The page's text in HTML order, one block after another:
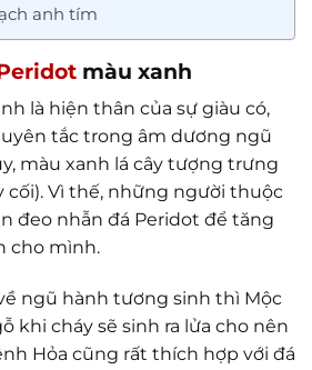
anh tím
màu xanh
là hiện thân của sự giàu có,
tắc trong âm dương ngũ
màu xanh lá cây tượng trưng
cối). Vì thế, những người thuộc
đeo nhẫn đá Peridot để tăng
cho mình.
ngũ hành tương sinh thì Mộc
khi cháy sẽ sinh ra lửa cho nên
Hỏa cũng rất thích hợp với đá